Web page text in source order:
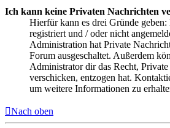
Ich kann keine Privaten Nachrichten
Hierfür kann es drei Gründe
registriert und / oder nicht
Administration hat Private
Forum ausgeschaltet. Außerdem
Administrator dir das Recht,
verschicken, entzogen hat.
um weitere Informationen zu
Nach oben